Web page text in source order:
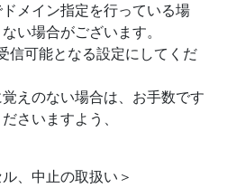
ドメイン指定を行っている場
い場合がございます。
可能となる設定にしてくだ
えのない場合は、お手数です
さいますよう、
、中止の取扱い＞